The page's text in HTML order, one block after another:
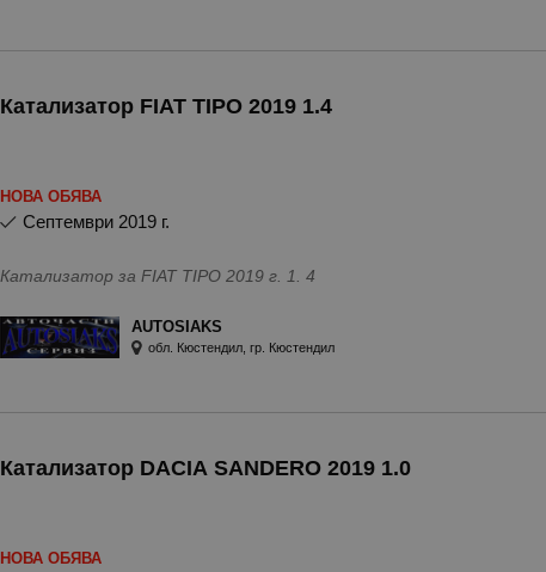
Катализатор FIAT TIPO 2019 1.4
НОВА ОБЯВА
септември 2019 г.
Катализатор за FIAT TIPO 2019 г. 1. 4
AUTOSIAKS
обл. Кюстендил, гр. Кюстендил
Катализатор DACIA SANDERO 2019 1.0
НОВА ОБЯВА